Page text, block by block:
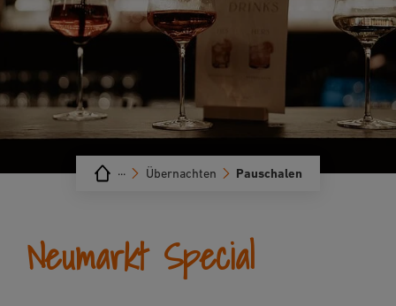
Pauschalen
Übernachten
···
Neumarkt Special